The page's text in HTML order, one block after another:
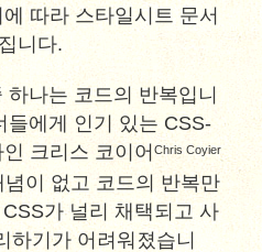
따라 스타일시트 문서
니다.
나는 코드의 반복입니
들에게 인기 있는 CSS-
크리스 코이어Chris Coyier
이 없고 코드의 반복만
가 널리 채택되고 사
하기가 어려워졌습니